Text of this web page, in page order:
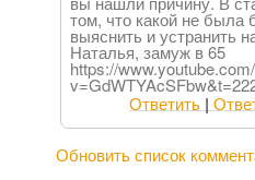
том, что какой не была
выяснить и устранить
Наталья, замуж в 65
https://
Ответить |
Обновить список